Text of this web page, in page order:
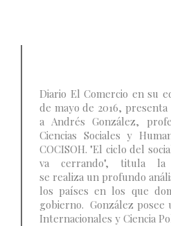
Diario El Comercio en su
de mayo de 2016,
a Andrés González,
Ciencias Sociales y
COCISOH. "El ciclo del
va cerrando", titula
se realiza un profundo
los países en los que
gobierno. González posee
Internacionales y Ciencia